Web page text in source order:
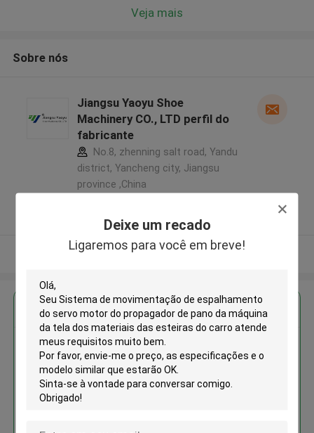
Deixe um recado
Ligaremos para você em breve!
Veja mais
Sobre nós
Jiangsu Yaoyu Shoe
Machinery CO., LTD perfil do
fabricante
No.8, zhenning salt road, Yandu
district, Yancheng city, Jiangsu
province ,China
Fornecedor verificado
Veja mais
Obter o melhor preço para
Sistema de movimentação de
espalhamento do servo motor
do propagador de pano da